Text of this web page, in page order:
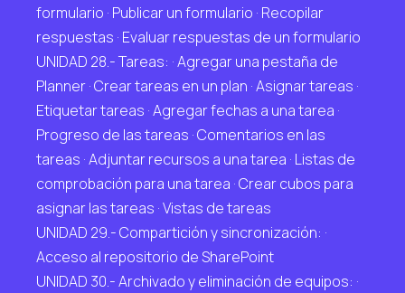
formulario · Publicar un formulario · Recopilar
respuestas · Evaluar respuestas de un formulario
UNIDAD 28.- Tareas: · Agregar una pestaña de
Planner · Crear tareas en un plan · Asignar tareas ·
Etiquetar tareas · Agregar fechas a una tarea ·
Progreso de las tareas · Comentarios en las
tareas · Adjuntar recursos a una tarea · Listas de
comprobación para una tarea · Crear cubos para
asignar las tareas · Vistas de tareas
UNIDAD 29.- Compartición y sincronización: ·
Acceso al repositorio de SharePoint
UNIDAD 30.- Archivado y eliminación de equipos: ·